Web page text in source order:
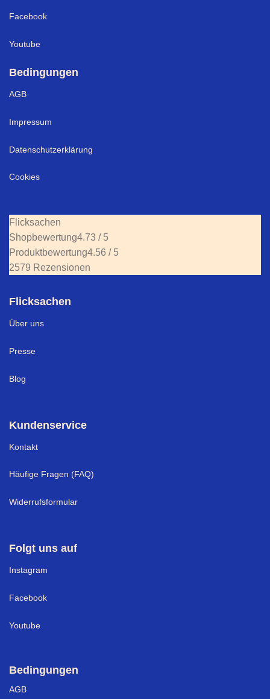
Facebook
Youtube
Bedingungen
AGB
Impressum
Datenschutzerklärung
Cookies
Flicksachen
Shopbewertung4.73 / 5
Produktbewertung4.56 / 5
2579 Rezensionen
Flicksachen
Über uns
Presse
Blog
Kundenservice
Kontakt
Häufige Fragen (FAQ)
Widerrufsformular
Folgt uns auf
Instagram
Facebook
Youtube
Bedingungen
AGB